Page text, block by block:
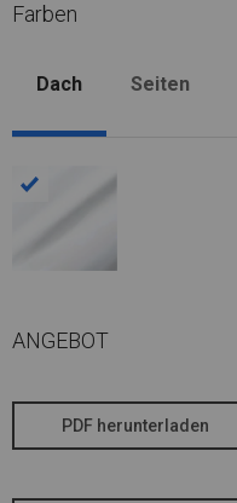
Farben
Dach Seiten
ANGEBOT
PDF herunterladen